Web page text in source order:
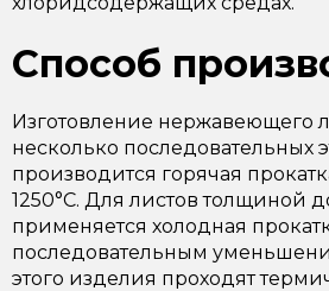
Способ
Изготовление нержавеющего
несколько последовательных
производится горячая
1250°C. Для листов толщиной
применяется холодная
последовательным
этого изделия проходят